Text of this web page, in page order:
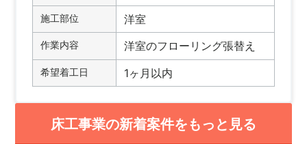
施工部位 洋室
作業内容 洋室のフローリング張替え
希望着工日 1ヶ月以内
床工事業の新着案件をもっと見る